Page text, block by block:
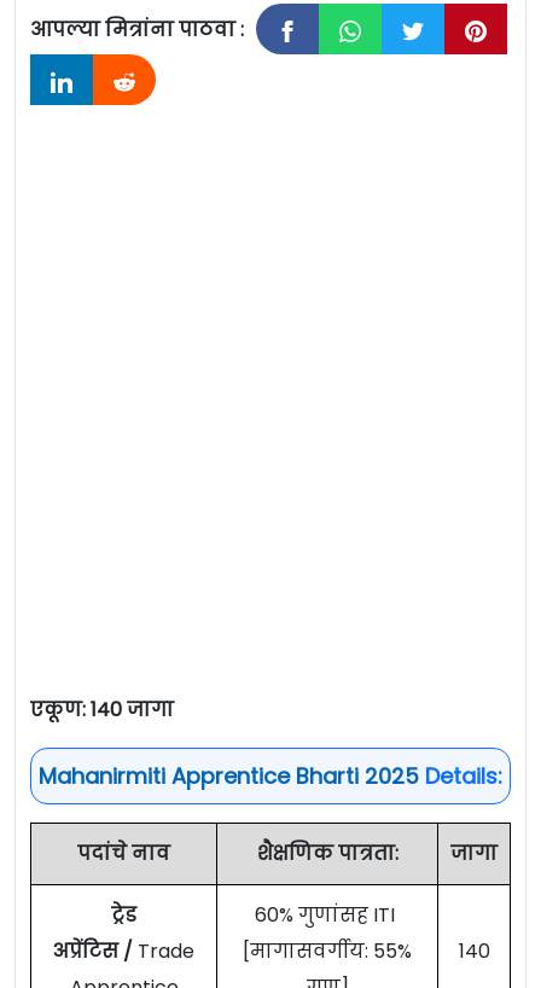
आपल्या मित्रांना पाठवा :
एकूण: 140 जागा
Mahanirmiti Apprentice Bharti 2025 Details:
पदांचे नाव शैक्षणिक पात्रता: जागा
ट्रेड
अप्रेंटिस / Trade
60% गुणांसह ITI
[मागासवर्गीय: 55%
140